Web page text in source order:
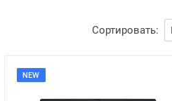
Сортировать:
NEW